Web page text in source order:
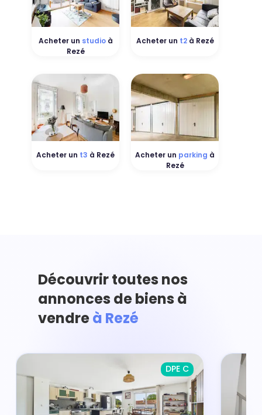
Acheter un studioà
Rezé
Acheter un t2à Rezé
Acheter un t3 à Rezé Acheter un parking à
Rezé
Découvrir toutes nos
annonces de biens à
vendreà Rezé
DPE C